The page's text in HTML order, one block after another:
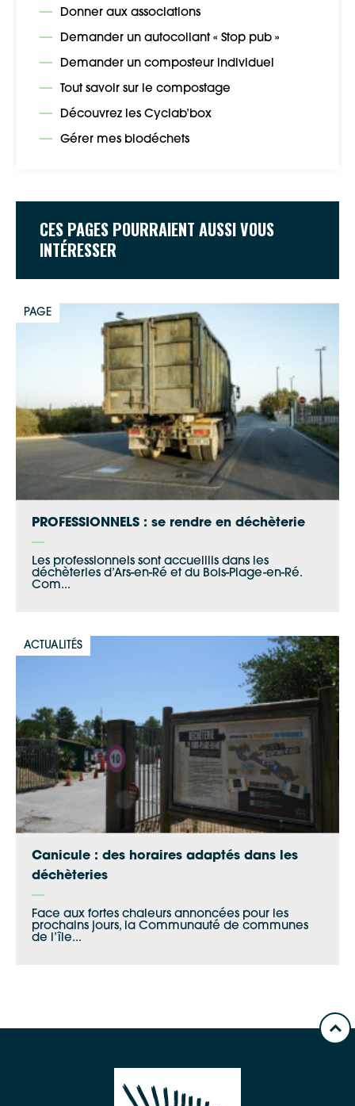
Donner aux associations
Demander un autocollant « Stop pub »
Demander un composteur individuel
Tout savoir sur le compostage
Découvrez les Cyclab’box
Gérer mes biodéchets
CES PAGES POURRAIENT AUSSI VOUS
INTÉRESSER
PAGE
PROFESSIONNELS : se rendre en déchèterie
Les professionnels sont accueillis dans les
déchèteries d’Ars-en-Ré et du Bois-Plage-en-Ré.
Com...
ACTUALITÉS
Canicule : des horaires adaptés dans les
déchèteries
Face aux fortes chaleurs annoncées pour les
prochains jours, la Communauté de communes
de l’île...
Apple Plans
Waze